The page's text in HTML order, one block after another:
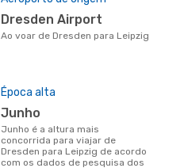
Dresden Airport
Ao voar de Dresden para Leipzig
Época alta
junho
junho é a altura mais
concorrida para viajar de
Dresden para Leipzig de acordo
com os dados de pesquisa dos